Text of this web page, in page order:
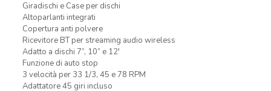
Giradischi e Case per dischi
Altoparlanti integrati
Copertura anti polvere
Ricevitore BT per streaming audio wireless
Adatto a dischi 7”, 10” e 12′
Funzione di auto stop
3 velocità per 33 1/3, 45 e 78 RPM
Adattatore 45 giri incluso